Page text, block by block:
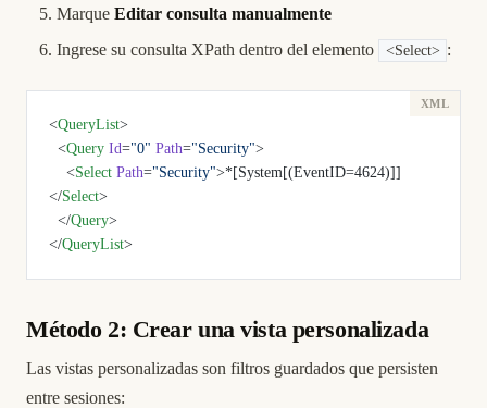
Marque Editar consulta manualmente
Ingrese su consulta XPath dentro del elemento
<Select> :
<QueryList>
  <
Query Id="0" Path="Security">
    <
Select Path="Security">*[System[(EventID=4624)]]
</Select>
  </
Query>
</QueryList>
Método 2: Crear una vista personalizada
Las vistas personalizadas son filtros guardados que persisten
entre sesiones: